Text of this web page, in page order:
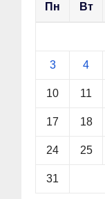
Пн Вт
3 4
10 11
17 18
24 25
31